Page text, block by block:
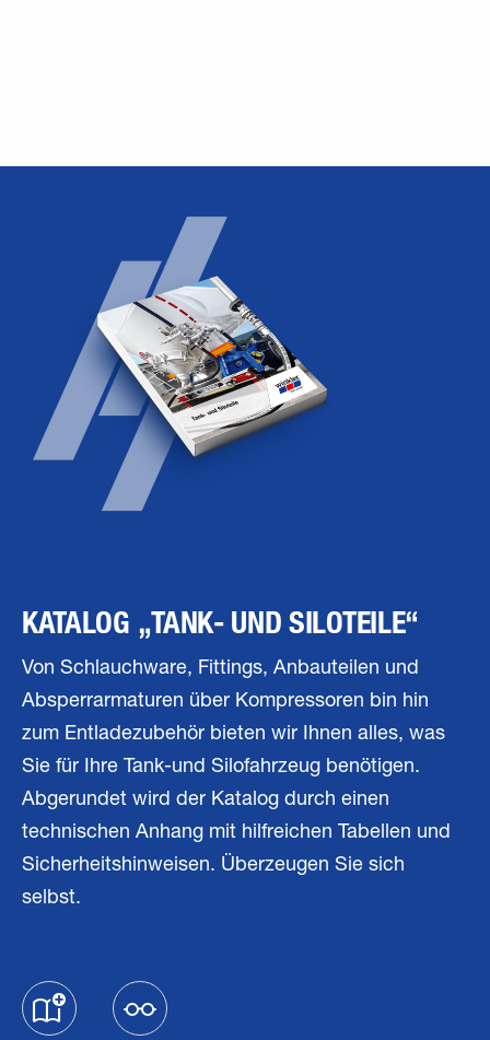
KATALOG „TANK- UND SILOTEILE“
Von Schlauchware, Fittings, Anbauteilen und
Absperrarmaturen über Kompressoren bin hin
zum Entladezubehör bieten wir Ihnen alles, was
Sie für Ihre Tank-und Silofahrzeug benötigen.
Abgerundet wird der Katalog durch einen
technischen Anhang mit hilfreichen Tabellen und
Sicherheitshinweisen. Überzeugen Sie sich
selbst.